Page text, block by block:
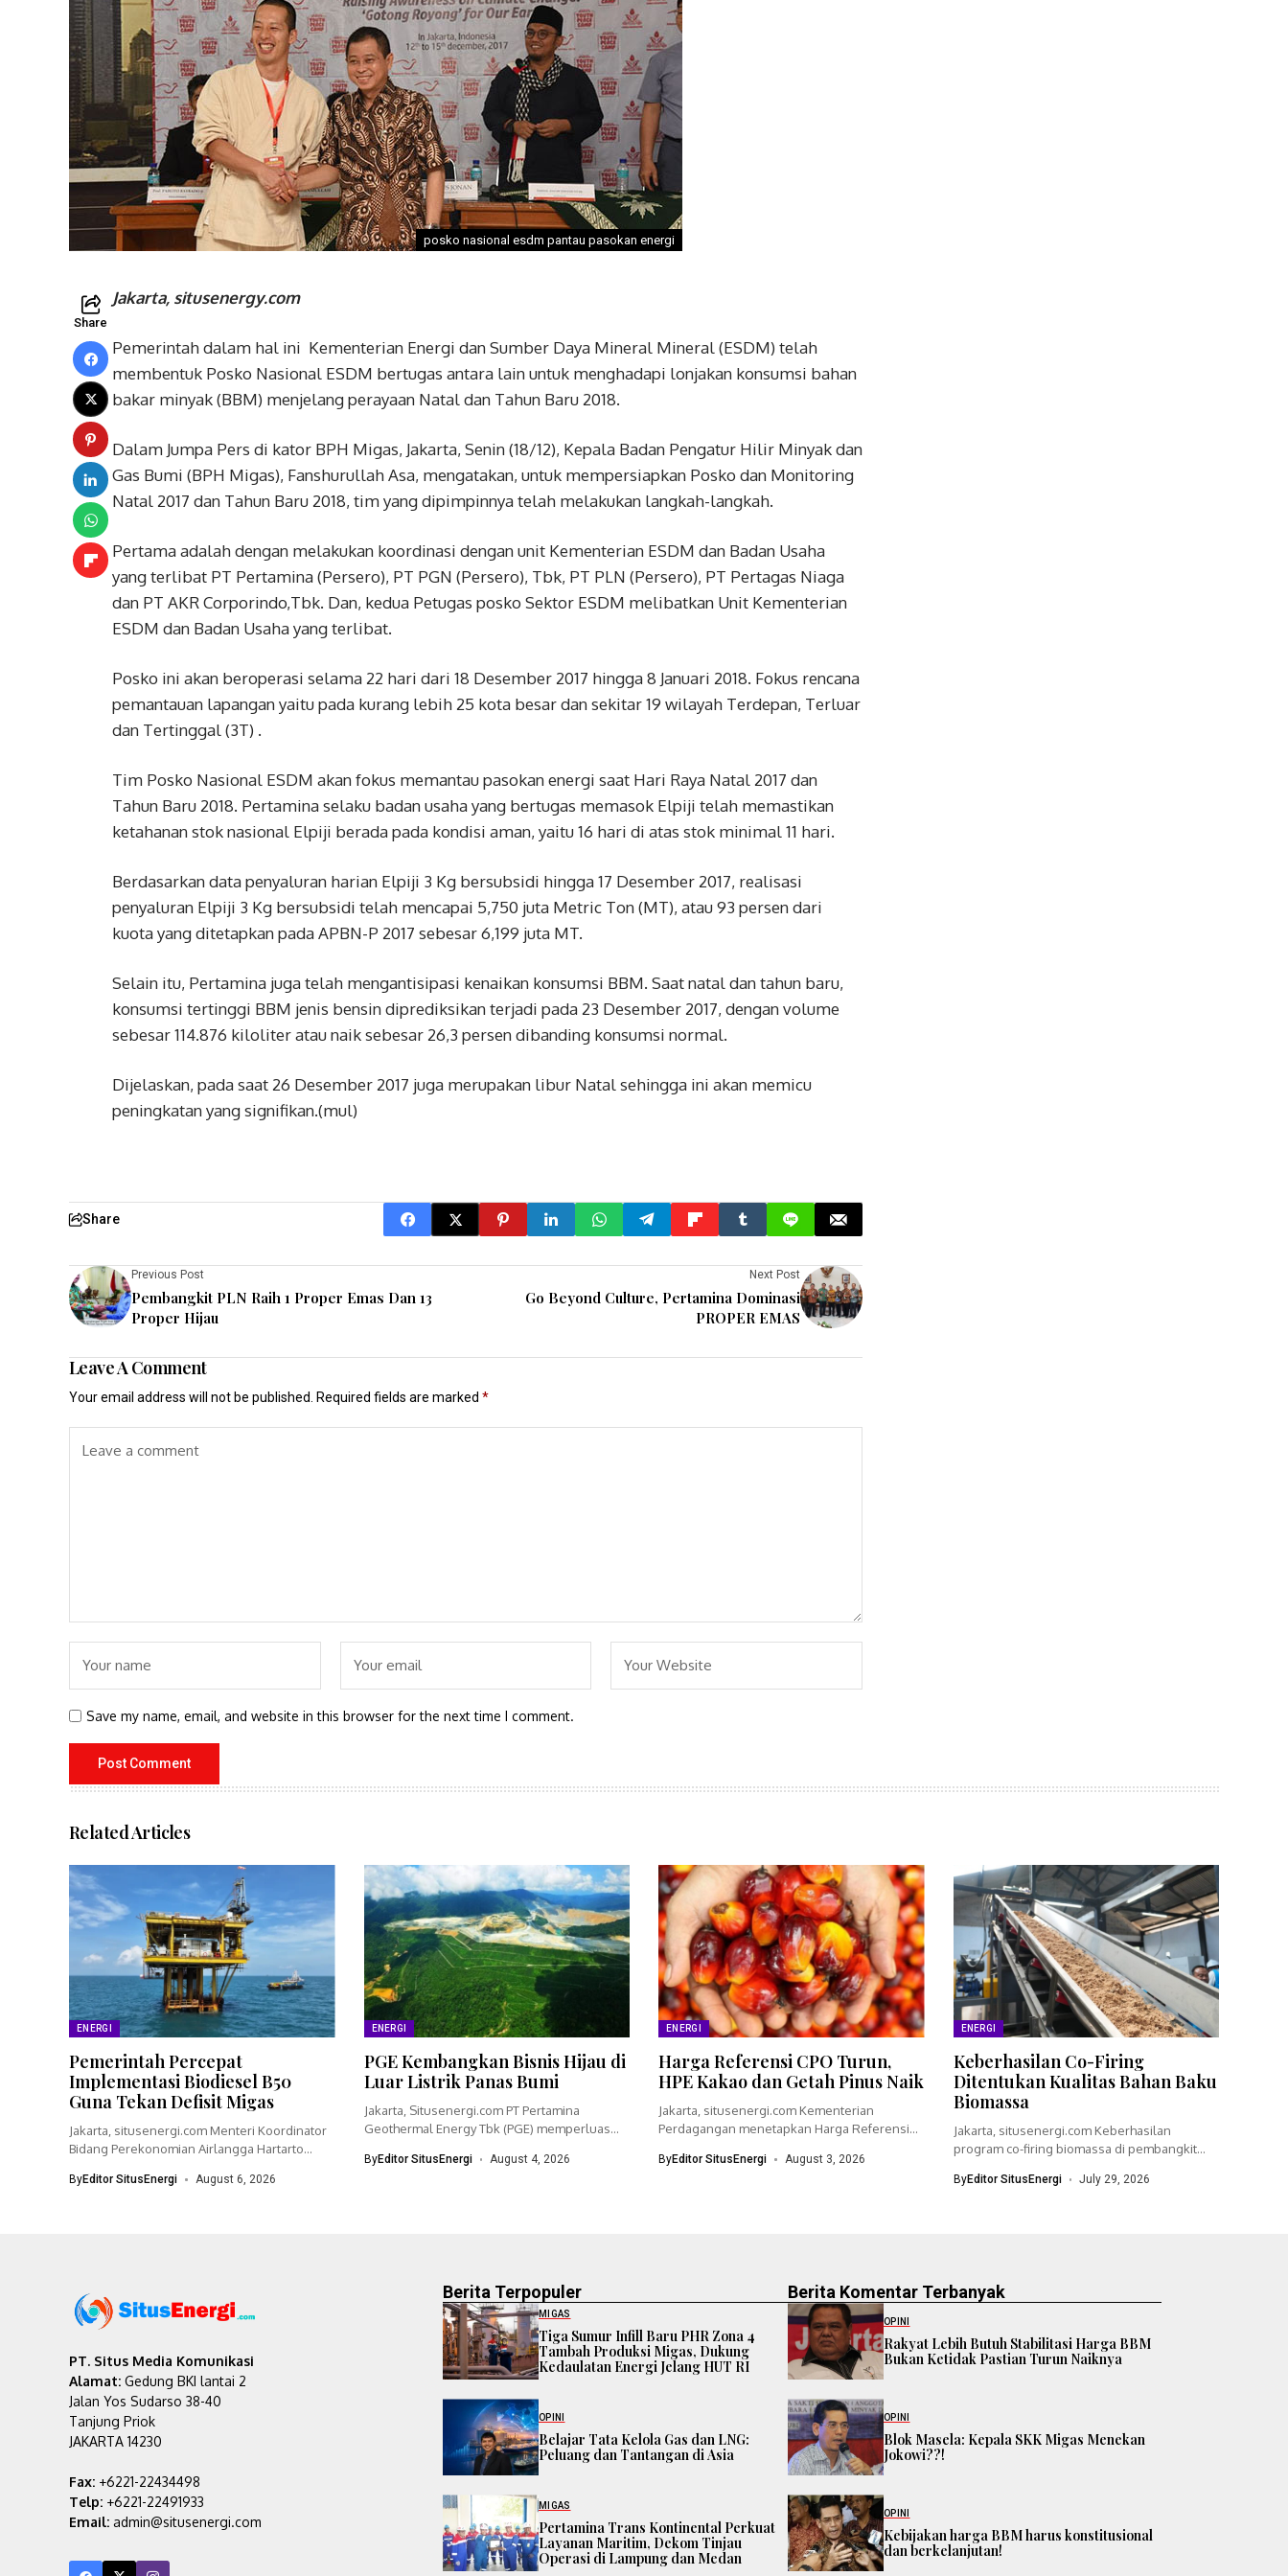
posko nasional esdm pantau pasokan energi
Share
Jakarta, situsenergy.com
Pemerintah dalam hal ini Kementerian Energi dan Sumber Daya Mineral Mineral (ESDM) telah
membentuk Posko Nasional ESDM bertugas antara lain untuk menghadapi lonjakan konsumsi bahan
bakar minyak (BBM) menjelang perayaan Natal dan Tahun Baru 2018.
Dalam Jumpa Pers di kator BPH Migas, Jakarta, Senin (18/12), Kepala Badan Pengatur Hilir Minyak dan
Gas Bumi (BPH Migas), Fanshurullah Asa, mengatakan, untuk mempersiapkan Posko dan Monitoring
Natal 2017 dan Tahun Baru 2018, tim yang dipimpinnya telah melakukan langkah-langkah.
Pertama adalah dengan melakukan koordinasi dengan unit Kementerian ESDM dan Badan Usaha
yang terlibat PT Pertamina (Persero), PT PGN (Persero), Tbk, PT PLN (Persero), PT Pertagas Niaga
dan PT AKR Corporindo,Tbk. Dan, kedua Petugas posko Sektor ESDM melibatkan Unit Kementerian
ESDM dan Badan Usaha yang terlibat.
Posko ini akan beroperasi selama 22 hari dari 18 Desember 2017 hingga 8 Januari 2018. Fokus rencana
pemantauan lapangan yaitu pada kurang lebih 25 kota besar dan sekitar 19 wilayah Terdepan, Terluar
dan Tertinggal (3T) .
Tim Posko Nasional ESDM akan fokus memantau pasokan energi saat Hari Raya Natal 2017 dan
Tahun Baru 2018. Pertamina selaku badan usaha yang bertugas memasok Elpiji telah memastikan
ketahanan stok nasional Elpiji berada pada kondisi aman, yaitu 16 hari di atas stok minimal 11 hari.
Berdasarkan data penyaluran harian Elpiji 3 Kg bersubsidi hingga 17 Desember 2017, realisasi
penyaluran Elpiji 3 Kg bersubsidi telah mencapai 5,750 juta Metric Ton (MT), atau 93 persen dari
kuota yang ditetapkan pada APBN-P 2017 sebesar 6,199 juta MT.
Selain itu, Pertamina juga telah mengantisipasi kenaikan konsumsi BBM. Saat natal dan tahun baru,
konsumsi tertinggi BBM jenis bensin diprediksikan terjadi pada 23 Desember 2017, dengan volume
sebesar 114.876 kiloliter atau naik sebesar 26,3 persen dibanding konsumsi normal.
Dijelaskan, pada saat 26 Desember 2017 juga merupakan libur Natal sehingga ini akan memicu
peningkatan yang signifikan.(mul)
Share
Previous Post
Pembangkit PLN Raih 1 Proper Emas Dan 13
Proper Hijau
Next Post
Go Beyond Culture, Pertamina Dominasi
PROPER EMAS
Leave A Comment
Your email address will not be published. Required fields are marked *
Save my name, email, and website in this browser for the next time I comment.
Related Articles
ENERGI
Pemerintah Percepat
Implementasi Biodiesel B50
Guna Tekan Defisit Migas
Jakarta, situsenergi.com Menteri Koordinator
Bidang Perekonomian Airlangga Hartarto
mempercepat...
ByEditor SitusEnergi August 6, 2026
ENERGI
PGE Kembangkan Bisnis Hijau di
Luar Listrik Panas Bumi
Jakarta, Situsenergi.com PT Pertamina
Geothermal Energy Tbk (PGE) memperluas
ByEditor SitusEnergi August 4, 2026
ENERGI
Harga Referensi CPO Turun,
HPE Kakao dan Getah Pinus Naik
Jakarta, situsenergi.com Kementerian
Perdagangan menetapkan Harga Referensi
ByEditor SitusEnergi August 3, 2026
ENERGI
Keberhasilan Co-Firing
Ditentukan Kualitas Bahan Baku
Biomassa
Jakarta, situsenergi.com Keberhasilan
program co-firing biomassa di pembangkit
ByEditor SitusEnergi July 29, 2026
PT. Situs Media Komunikasi
Alamat: Gedung BKI lantai 2
Jalan Yos Sudarso 38-40
Tanjung Priok
JAKARTA 14230
Fax: +6221-22434498
Telp: +6221-22491933
Email: admin@situsenergi.com
Berita Terpopuler
MIGAS
Tiga Sumur Infill Baru PHR Zona 4
Tambah Produksi Migas, Dukung
Kedaulatan Energi Jelang HUT RI
OPINI
Belajar Tata Kelola Gas dan LNG:
Peluang dan Tantangan di Asia
MIGAS
Pertamina Trans Kontinental Perkuat
Layanan Maritim, Dekom Tinjau
Operasi di Lampung dan Medan
Berita Komentar Terbanyak
OPINI
Rakyat Lebih Butuh Stabilitasi Harga BBM
Bukan Ketidak Pastian Turun Naiknya
OPINI
Blok Masela: Kepala SKK Migas Menekan
Jokowi??!
OPINI
Kebijakan harga BBM harus konstitusional
dan berkelanjutan!